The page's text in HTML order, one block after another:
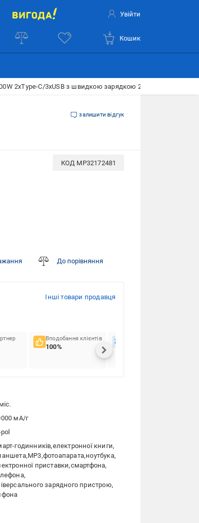
Увійти
Кошик
2xType-C/3xUSB з швидкою зарядкою 2 ліхтарями та
залишити відгук
КОД MP32172481
До порівняння
Інші товари продавця
Вподобання клієнтів
100%
мА/г
годинників електронної книги
MP3 фотоапарата ноутбука
приставки смартфона
зарядного пристрою